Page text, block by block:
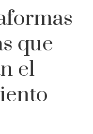
que
el